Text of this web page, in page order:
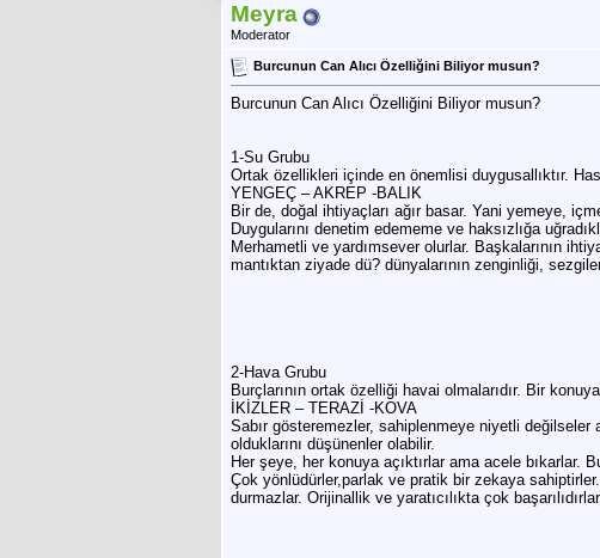
Meyra
Moderator
Burcunun Can Alıcı Özelliğini Biliyor musun?
Burcunun Can Alıcı Özelliğini Biliyor musun?
1-Su Grubu
Ortak özellikleri içinde en önemlisi duygusallıktır.
YENGEÇ – AKREP -BALIK
Bir de, doğal ihtiyaçları ağır basar. Yani yemeye,
Duygularını denetim edememe ve haksızlığa
Merhametli ve yardımsever olurlar. Başkalarının
mantıktan ziyade dü? dünyalarının zenginliği,
2-Hava Grubu
Burçlarının ortak özelliği havai olmalarıdır. Bir
İKİZLER – TERAZİ -KOVA
Sabır gösteremezler, sahiplenmeye niyetli
olduklarını düşünenler olabilir.
Her şeye, her konuya açıktırlar ama acele bıkarlar.
Çok yönlüdürler,parlak ve pratik bir zekaya
durmazlar. Orijinallik ve yaratıcılıkta çok